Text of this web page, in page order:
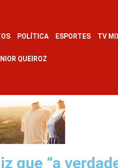
POLÍTICA ESPORTES TV
QUEIROZ
que “a